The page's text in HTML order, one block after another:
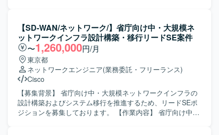
御、脆弱性対応などのセキュリティ対策の維持・強化を行
っていただきます。 ベンダーコントロール、要件定義、進
捗管理などのマネジメント業務を行っていただきます。 社
内SEチームのメンバー管理および業務推進を行っていただ
きます。 【求める人物像】 インフラ全般に幅広く携わるこ
とに意欲があり、サーバやネットワークの要件定義から設
計・構築まで主体的に推進いただける方を求めておりま
す。 ベンダーや業務部門とのコミュニケーションを円滑に
行い、状況に応じて柔軟に調整・判断できる方を歓迎いた
します。 社内関係者と協力しながら、安定したシステム運
から基本設計・詳細設計、構築、検証、移行計画立案、移
行リハーサル、本番移行支援まで一連の工程を主体的に推
進していただきます。 また、業務システムや基幹システム
との接続・影響範囲を踏まえたネットワーク設計や移行方
針の検討、関係部署との調整も行っていただきます。 【求
める人物像】 関係者とのコミュニケーションを円滑に行い
ながら、主体的に課題を整理し解決に向けて推進できる方
を求めております。 技術的な内容をわかりやすく整理し、
利用部門や管理部門に対して説明資料を用いて説明できる
方を歓迎いたします。 【ポジションの魅力】 省庁向けの大
【SD-WAN/ネットワーク/】省庁向け中・大規模ネ
ットワークインフラ設計構築・移行リードSE案件
〜1,260,000円/月
東京都
ネットワークエンジニア(業務委託・フリーランス)
Cisco
【募集背景】 省庁向け中・大規模ネットワークインフラの
設計構築およびシステム移行を推進するため、リードSEポ
ジションを募集しております。 【作業内容】 省庁向け中・